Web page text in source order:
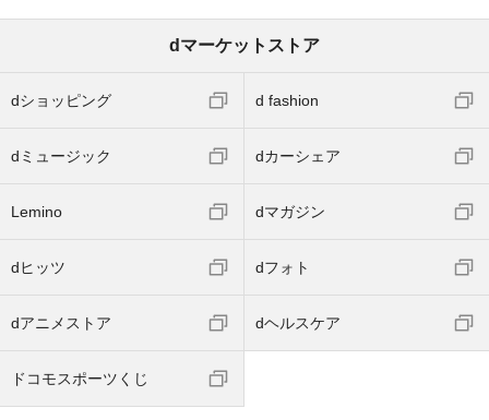
dマーケットストア
dショッピング d fashion
dミュージック dカーシェア
Lemino dマガジン
dヒッツ dフォト
dアニメストア dヘルスケア
ドコモスポーツくじ